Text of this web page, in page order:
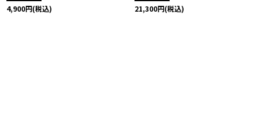
4,900円(税込) 21,300円(税込)